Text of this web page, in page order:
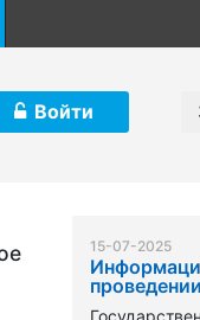
Войти
15-07-2025